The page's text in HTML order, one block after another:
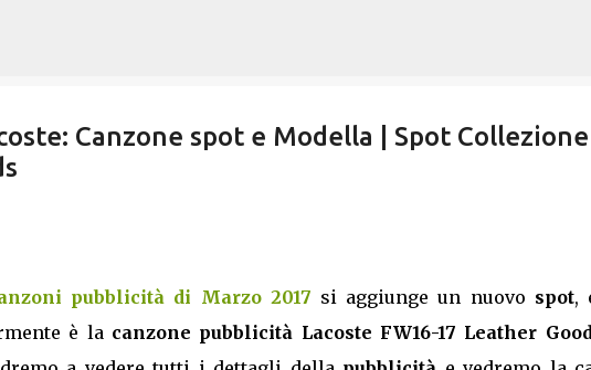
Canzone spot e Modella | Spot
pubblicità di Marzo 2017 si aggiunge un nuovo spot,
è la canzone pubblicità Lacoste FW16-17 Leather